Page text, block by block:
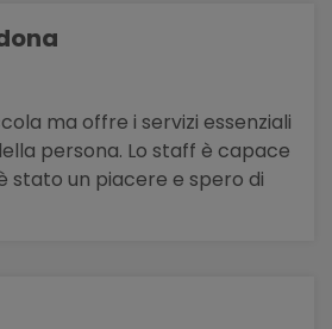
ma offre i servizi essenziali
persona. Lo staff è capace
stato un piacere e spero di